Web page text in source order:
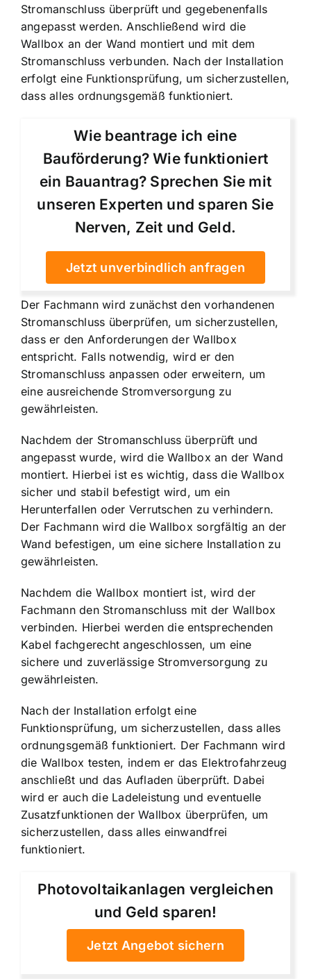
Stromanschluss überprüft und gegebenenfalls
angepasst werden. Anschließend wird die
Wallbox an der Wand montiert und mit dem
Stromanschluss verbunden. Nach der Installation
erfolgt eine Funktionsprüfung, um sicherzustellen,
dass alles ordnungsgemäß funktioniert.
Wie beantrage ich eine
Bauförderung? Wie funktioniert
ein Bauantrag? Sprechen Sie mit
unseren Experten und sparen Sie
Nerven, Zeit und Geld.
Jetzt unverbindlich anfragen
Der Fachmann wird zunächst den vorhandenen
Stromanschluss überprüfen, um sicherzustellen,
dass er den Anforderungen der Wallbox
entspricht. Falls notwendig, wird er den
Stromanschluss anpassen oder erweitern, um
eine ausreichende Stromversorgung zu
gewährleisten.
Nachdem der Stromanschluss überprüft und
angepasst wurde, wird die Wallbox an der Wand
montiert. Hierbei ist es wichtig, dass die Wallbox
sicher und stabil befestigt wird, um ein
Herunterfallen oder Verrutschen zu verhindern.
Der Fachmann wird die Wallbox sorgfältig an der
Wand befestigen, um eine sichere Installation zu
gewährleisten.
Nachdem die Wallbox montiert ist, wird der
Fachmann den Stromanschluss mit der Wallbox
verbinden. Hierbei werden die entsprechenden
Kabel fachgerecht angeschlossen, um eine
sichere und zuverlässige Stromversorgung zu
gewährleisten.
Nach der Installation erfolgt eine
Funktionsprüfung, um sicherzustellen, dass alles
ordnungsgemäß funktioniert. Der Fachmann wird
die Wallbox testen, indem er das Elektrofahrzeug
anschließt und das Aufladen überprüft. Dabei
wird er auch die Ladeleistung und eventuelle
Zusatzfunktionen der Wallbox überprüfen, um
sicherzustellen, dass alles einwandfrei
funktioniert.
Photovoltaikanlagen vergleichen
und Geld sparen!
Jetzt Angebot sichern